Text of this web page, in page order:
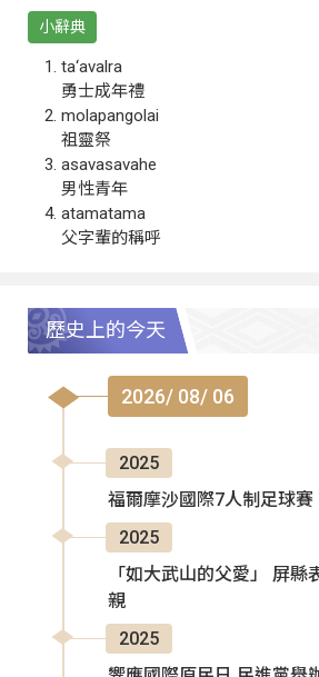
小辭典
ta‘avalra
勇士成年禮
molapangolai
祖靈祭
asavasavahe
男性青年
atamatama
父字輩的稱呼
歷史上的今天
2026/ 08/ 06
2025
福爾摩沙國際7人制足球賽
2025
「如大武山的父愛」 屏縣
親
2025